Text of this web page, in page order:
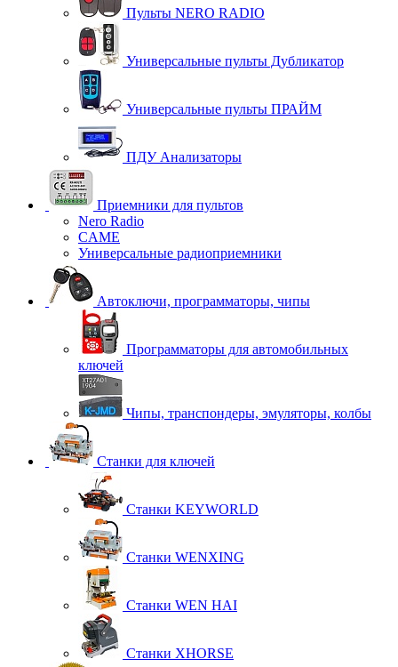
Пульты NERO RADIO
Универсальные пульты Дубликатор
Универсальные пульты ПРАЙМ
ПДУ Анализаторы
Приемники для пультов
Nero Radio
CAME
Универсальные радиоприемники
Автоключи, программаторы, чипы
Программаторы для автомобильных
ключей
Чипы, транспондеры, эмуляторы, колбы
Станки для ключей
Станки KEYWORLD
Станки WENXING
Станки WEN HAI
Станки XHORSE